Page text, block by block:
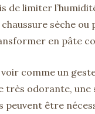
de limiter
sèche
en pâte
comme un
très odorante,
peuvent être